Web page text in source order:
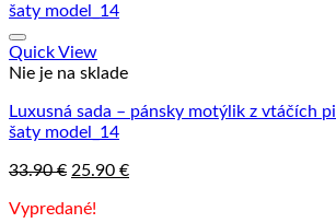
Quick View
Nie je na sklade
Luxusná sada – pánsky motýlik z vtáčích
šaty model_14
33.90€ Pôvodná
bola:
25.90 €Aktuálna
Vypredané!